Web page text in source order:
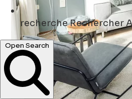
rechercheRechercher
Open Search